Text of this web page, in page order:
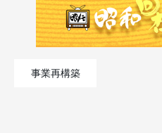
事業再構築